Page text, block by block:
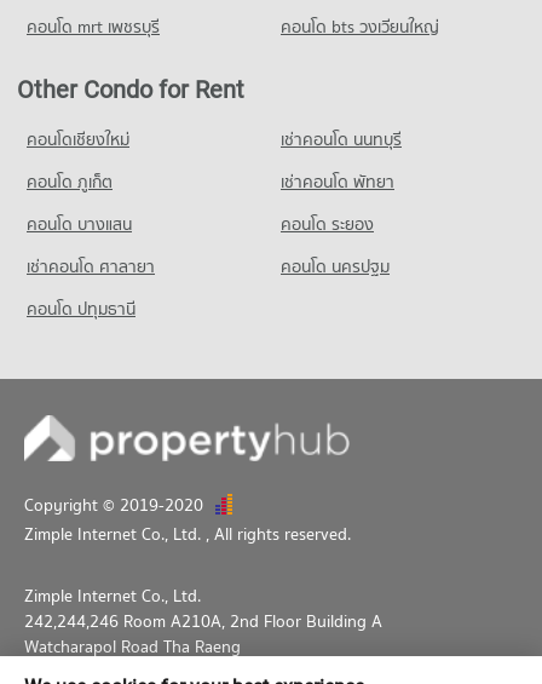
คอนโด mrt เพชรบุรี
คอนโด bts วงเวียนใหญ่
Other Condo for Rent
คอนโดเชียงใหม่
เช่าคอนโด นนทบุรี
คอนโด ภูเก็ต
เช่าคอนโด พัทยา
คอนโด บางแสน
คอนโด ระยอง
เช่าคอนโด ศาลายา
คอนโด นครปฐม
คอนโด ปทุมธานี
Copyright © 2019-2020
Zimple Internet Co., Ltd. , All rights reserved.
Zimple Internet Co., Ltd.
242,244,246 Room A210A, 2nd Floor Building A
Watcharapol Road Tha Raeng
Bang Khen Bangkok 10230